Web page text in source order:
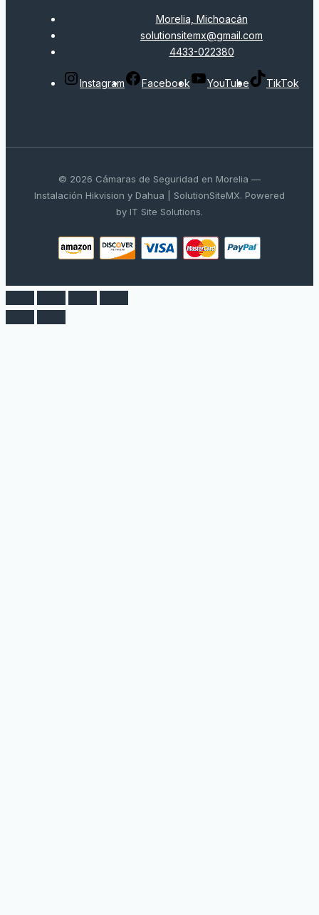
Morelia, Michoacán
solutionsitemx@gmail.com
4433-022380
Instagram Facebook YouTube TikTok
© 2026 Cámaras de Seguridad en Morelia —
Instalación Hikvision y Dahua | SolutionSiteMX. Powered
by IT Site Solutions.